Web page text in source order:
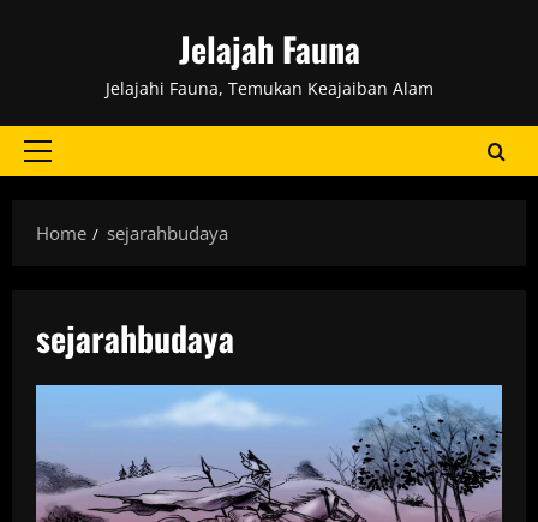
Jelajah Fauna
Jelajahi Fauna, Temukan Keajaiban Alam
Primary
Home
sejarahbudaya
sejarahbudaya